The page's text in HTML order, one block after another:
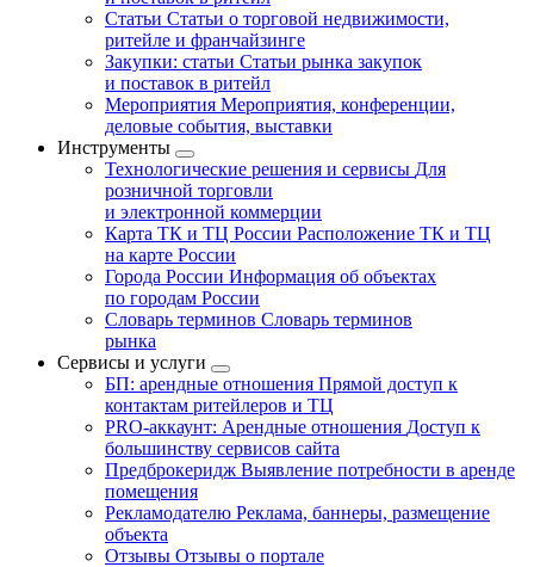
Статьи Статьи о торговой недвижимости,
ритейле и франчайзинге
Закупки: статьи Статьи рынка закупок
и поставок в ритейл
Мероприятия Мероприятия, конференции,
деловые события, выставки
Инструменты
Технологические решения и сервисы Для
розничной торговли
и электронной коммерции
Карта ТК и ТЦ России Расположение ТК и ТЦ
на карте России
Города России Информация об объектах
по городам России
Словарь терминов Словарь терминов
рынка
Сервисы и услуги
БП: арендные отношения Прямой доступ к
контактам ритейлеров и ТЦ
PRO-аккаунт: Арендные отношения Доступ к
большинству сервисов сайта
Предброкеридж Выявление потребности в аренде
помещения
Рекламодателю Реклама, баннеры, размещение
объекта
Отзывы Отзывы о портале